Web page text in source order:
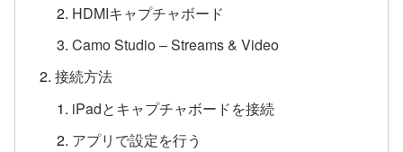
HDMIキャプチャボード
Camo Studio – Streams & Video
接続方法
iPadとキャプチャボードを接続
アプリで設定を行う